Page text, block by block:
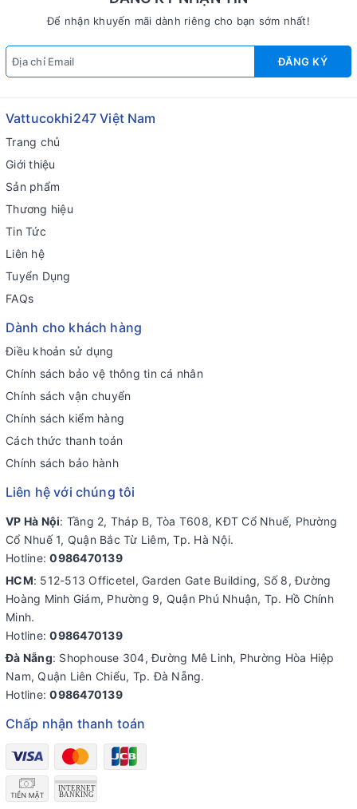
Để nhận khuyến mãi dành riêng cho bạn sớm nhất!
ĐĂNG KÝ
Vattucokhi247 Việt Nam
Trang chủ
Giới thiệu
Sản phẩm
Thương hiệu
Tin Tức
Liên hệ
Tuyển Dụng
FAQs
Dành cho khách hàng
Điều khoản sử dụng
Chính sách bảo vệ thông tin cá nhân
Chính sách vận chuyển
Chính sách kiểm hàng
Cách thức thanh toán
Chính sách bảo hành
Liên hệ với chúng tôi
VP Hà Nội: Tầng 2, Tháp B, Tòa T608, KĐT Cổ Nhuế, Phường
Cổ Nhuế 1, Quận Bắc Từ Liêm, Tp. Hà Nội.
Hotline:0986470139
HCM: 512-513 Officetel, Garden Gate Building, Số 8, Đường
Hoàng Minh Giám, Phường 9, Quận Phú Nhuận, Tp. Hồ Chính
Minh.
Hotline:0986470139
Đà Nẵng: Shophouse 304, Đường Mê Linh, Phường Hòa Hiệp
Nam, Quận Liên Chiểu, Tp. Đà Nẵng.
Hotline:0986470139
Chấp nhận thanh toán